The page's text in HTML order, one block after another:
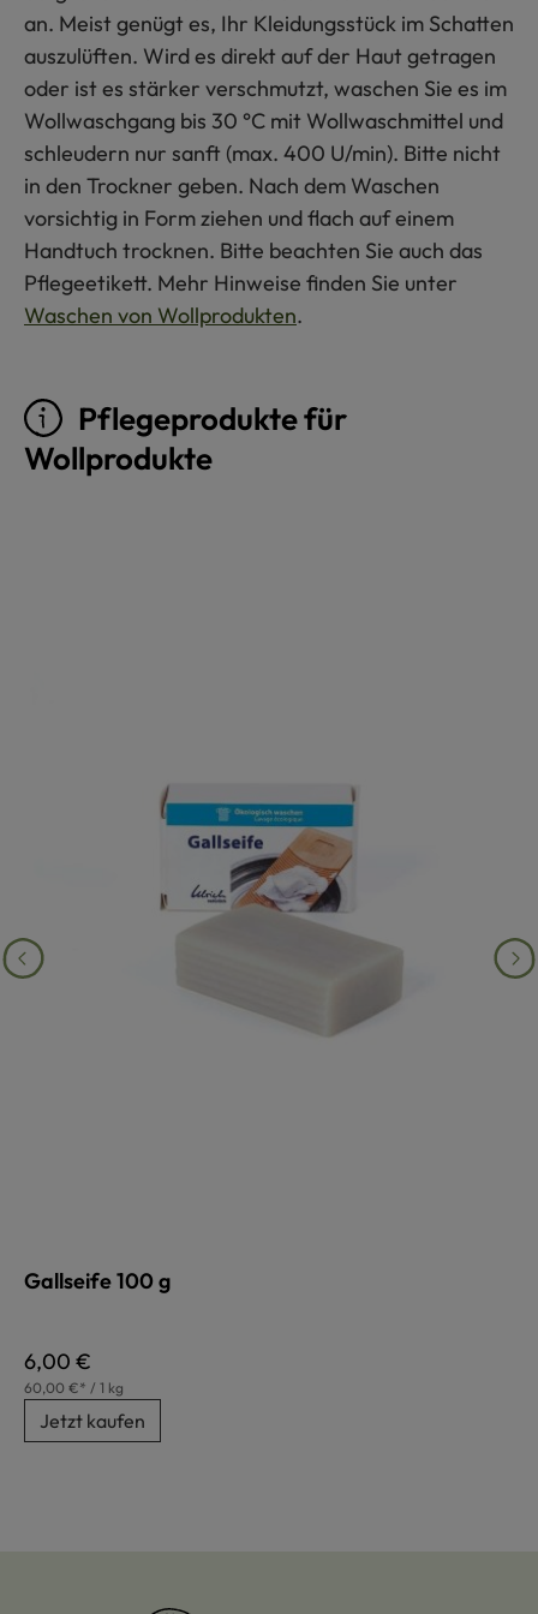
an. Meist genügt es, Ihr Kleidungsstück im Schatten
auszulüften. Wird es direkt auf der Haut getragen
oder ist es stärker verschmutzt, waschen Sie es im
Wollwaschgang bis 30 °C mit Wollwaschmittel und
schleudern nur sanft (max. 400 U/min). Bitte nicht
in den Trockner geben. Nach dem Waschen
vorsichtig in Form ziehen und flach auf einem
Handtuch trocknen. Bitte beachten Sie auch das
Pflegeetikett. Mehr Hinweise finden Sie unter
Waschen von Wollprodukten.
Pflegeprodukte für
Wollprodukte
Gallseife 100 g
Regulärer Preis:
6,00 €
60,00 €* / 1 kg
Jetzt kaufen